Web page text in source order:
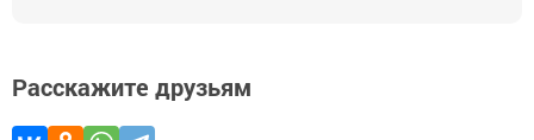
Расскажите друзьям